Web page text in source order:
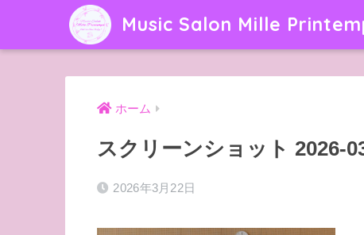
Music Salon Mille
ホーム
スクリーンショット 2026-
2026年3月22日